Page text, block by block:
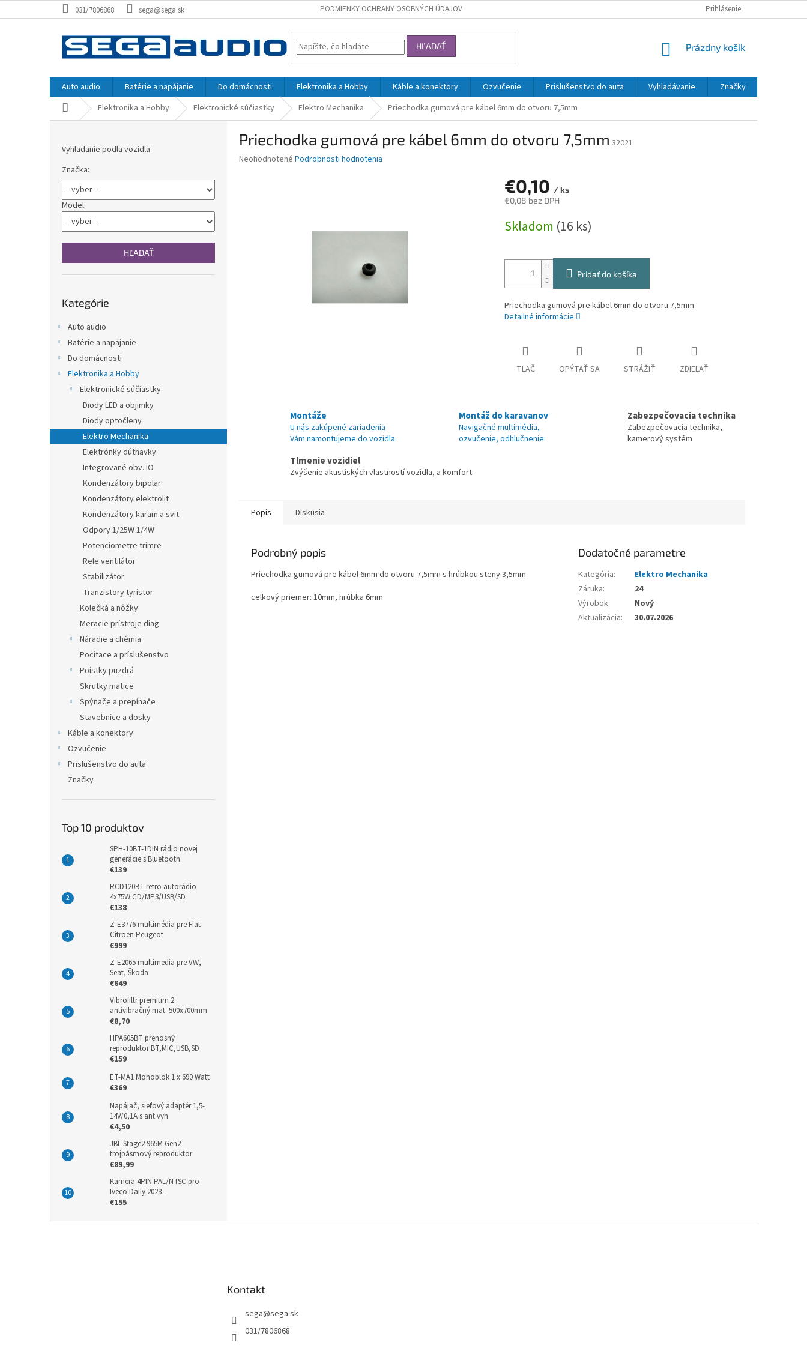
na
031/7806868 sega@sega.sk PODMIENKY OCHRANY OSOBNÝCH ÚDAJOV Prihlásenie
HĽADAŤ
NÁKUPNÝ
Prázdny košík
Auto audio Batérie a napájanie Do domácnosti Elektronika a Hobby Káble a konektory Ozvučenie Prislušenstvo do auta Vyhladávanie
Značky
DomovElektronika a Hobby Elektronické súčiastky Elektro Mechanika Priechodka gumová pre kábel 6mm do otvoru 7,5mm
Vyhladanie podla vozidla
Značka:
Model:
HĽADAŤ
kategórie
Kategórie
Auto audio
Batérie a napájanie
Do domácnosti
Elektronika a Hobby
Elektronické súčiastky
Diody LED a objimky
Diody optočleny
Elektro Mechanika
Elektrónky dútnavky
Integrované obv. IO
Kondenzátory bipolar
Kondenzátory elektrolit
Kondenzátory karam a svit
Odpory 1/25W 1/4W
Potenciometre trimre
Rele ventilátor
Stabilizátor
Tranzistory tyristor
Kolečká a nôžky
Meracie prístroje diag
Náradie a chémia
Pocitace a príslušenstvo
Poistky puzdrá
Skrutky matice
Spýnače a prepínače
Stavebnice a dosky
Káble a konektory
Ozvučenie
Prislušenstvo do auta
Značky
Top 10 produktov
SPH-10BT-1DIN rádio novej
generácie s Bluetooth
€139
RCD120BT retro autorádio
4x75W CD/MP3/USB/SD
€138
Z-E3776 multimédia pre Fiat
Citroen Peugeot
€999
Z-E2065 multimedia pre VW,
Seat, Škoda
€649
Vibrofiltr premium 2
antivibračný mat. 500x700mm
€8,70
HPA605BT prenosný
reproduktor BT,MIC,USB,SD
€159
ET-MA1 Monoblok 1 x 690 Watt
€369
Napájač, sieťový adaptér 1,5-
14V/0,1A s ant.vyh
€4,50
JBL Stage2 965M Gen2
trojpásmový reproduktor
€89,99
Kamera 4PIN PAL/NTSC pro
Iveco Daily 2023-
€155
Priechodka gumová pre kábel 6mm do otvoru 7,5mm 32021
Priemerné
Neohodnotené Podrobnosti hodnotenia
€0,10 / ks
€0,08 bez DPH
cena:
Skladom (16 ks)
Pridať do košíka
Priechodka gumová pre kábel 6mm do otvoru 7,5mm
Detailné informácie
TLAČ OPÝTAŤ SA STRÁŽIŤ ZDIEĽAŤ
Montáže
U nás zakúpené zariadenia
Vám namontujeme do vozidla
Montáž do karavanov
Navigačné multimédia,
ozvučenie, odhlučnenie.
Zabezpečovacia technika
Zabezpečovacia technika,
kamerový systém
Tlmenie vozidiel
Zvýšenie akustiských vlastností vozidla, a komfort.
Popis Diskusia
Podrobný popis
Priechodka gumová pre kábel 6mm do otvoru 7,5mm s hrúbkou steny 3,5mm
celkový priemer: 10mm, hrúbka 6mm
Dodatočné parametre
Kategória:
Elektro Mechanika
Záruka:
24
Výrobok:
Nový
Aktualizácia: 30.07.2026
Kontakt
sega@sega.sk
031/7806868